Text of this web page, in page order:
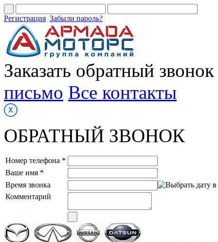
Регистрация Забыли пароль?
Заказать обратный звонок
письмо Все контакты
ОБРАТНЫЙ ЗВОНОК
Номер телефона *
Ваше имя *
Время звонка
Комментарий